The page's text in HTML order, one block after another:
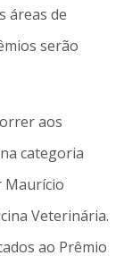
áreas de
serão
aos
categoria
Maurício
Veterinária.
ao Prêmio